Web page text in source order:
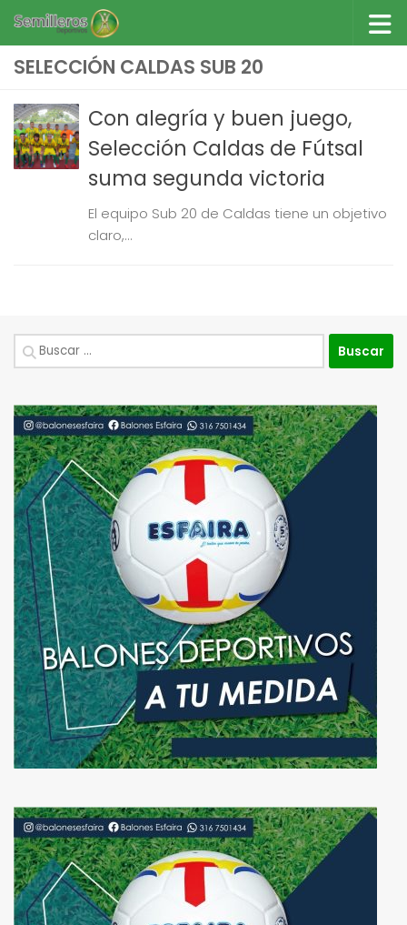
Saltar al contenido
SELECCIÓN CALDAS SUB 20
Con alegría y buen juego,
Selección Caldas de Fútsal
suma segunda victoria
El equipo Sub 20 de Caldas tiene un objetivo
claro,...
Buscar: